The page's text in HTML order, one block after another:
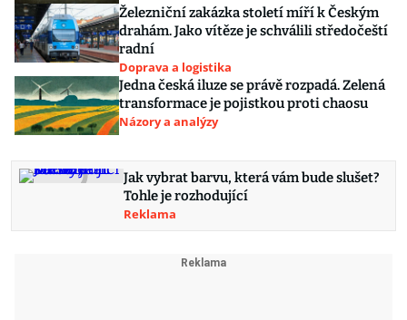
Železniční zakázka století míří k Českým
drahám. Jako vítěze je schválili středočeští
radní
Doprava a logistika
Jedna česká iluze se právě rozpadá. Zelená
transformace je pojistkou proti chaosu
Názory a analýzy
Jak vybrat barvu, která vám bude slušet?
Tohle je rozhodující
Reklama